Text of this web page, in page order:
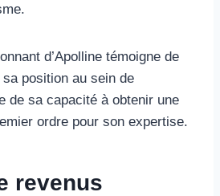
d’Apolline témoigne de
position au sein de
de sa capacité à obtenir une
ordre pour son expertise.
revenus